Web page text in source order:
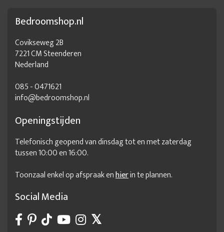
Bedroomshop.nl
Covikseweg 2B
7221 CM Steenderen
Nederland
085 - 0471621
info@bedroomshop.nl
Openingstijden
Telefonisch geopend van dinsdag tot en met zaterdag
tussen 10:00 en 16:00.
Toonzaal enkel op afspraak enhierin te plannen.
Social Media